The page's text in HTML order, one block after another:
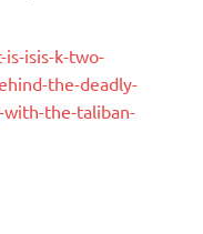
isis-k-two-
the-deadly-
with-the-taliban-